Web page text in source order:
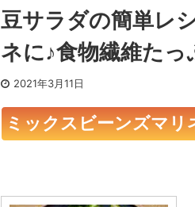
豆サラダの簡単レ
ネに♪食物繊維たっ
2021年3月11日
ミックスビーンズマ